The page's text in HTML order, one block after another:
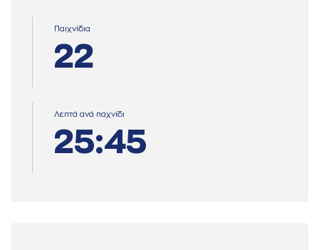
Παιχνίδια
22
Λεπτά ανά παχνίδι
25:45